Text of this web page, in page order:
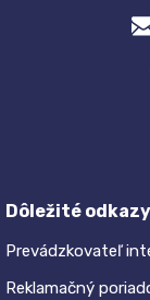
Dôležité odkazy
Prevádzkovateľ
Reklamačný